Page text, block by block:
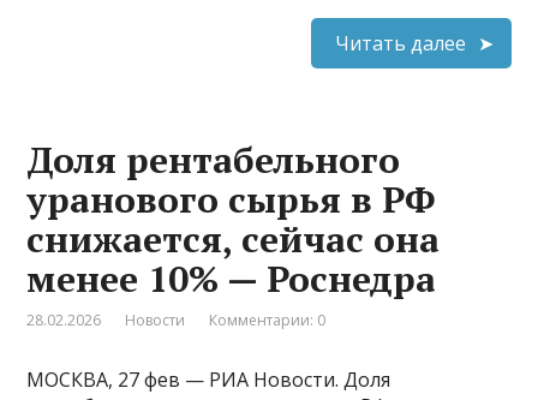
Читать далее
Доля рентабельного
уранового сырья в РФ
снижается, сейчас она
менее 10% — Роснедра
28.02.2026 Новости Комментарии: 0
МОСКВА, 27 фев — РИА Новости. Доля